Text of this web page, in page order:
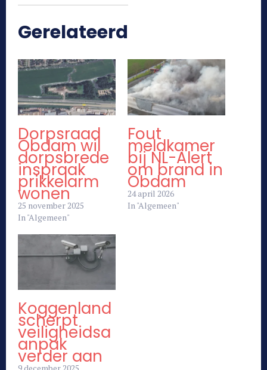
Gerelateerd
Dorpsraad
Obdam wil
dorpsbrede
inspraak
prikkelarm
wonen
25 november 2025
In "Algemeen"
Fout
meldkamer
bij NL-Alert
om brand in
Obdam
24 april 2026
In "Algemeen"
Koggenland
scherpt
veiligheidsa
anpak
verder aan